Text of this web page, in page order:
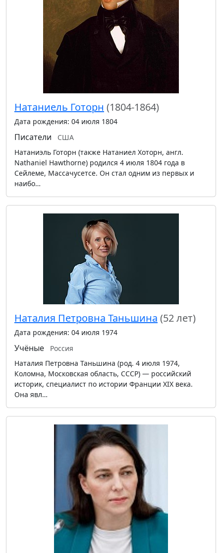
Натаниель Готорн (1804-1864)
Дата рождения: 04 июля 1804
Писатели
США
Натаниэль Готорн (также Натаниел Хоторн, англ.
Nathaniel Hawthorne) родился 4 июля 1804 года в
Сейлеме, Массачусетсе. Он стал одним из первых и
наибо…
Наталия Петровна Таньшина (52 лет)
Дата рождения: 04 июля 1974
Учёные
Россия
Наталия Петровна Таньшина (род. 4 июля 1974,
Коломна, Московская область, СССР) — российский
историк, специалист по истории Франции XIX века.
Она явл…